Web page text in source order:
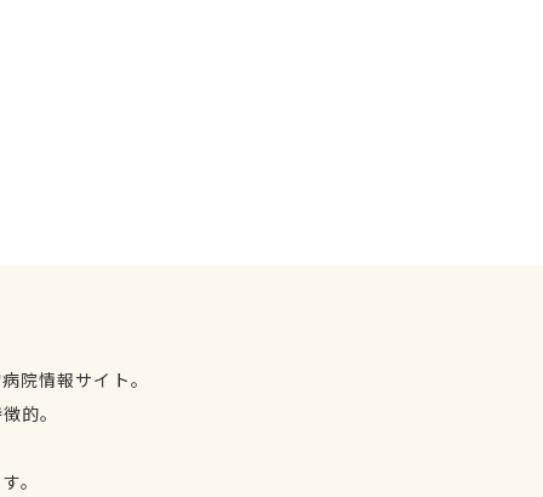
院情報サイト。
的。
。